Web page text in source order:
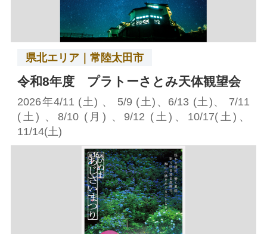
県北エリア｜常陸太田市
令和8年度 プラトーさとみ天体観望会
2026年4/11 (土) 、 5/9 (土)、6/13 (土)、 7/11
(土) 、8/10 (月) 、9/12 (土)、10/17(土)、
11/14(土)